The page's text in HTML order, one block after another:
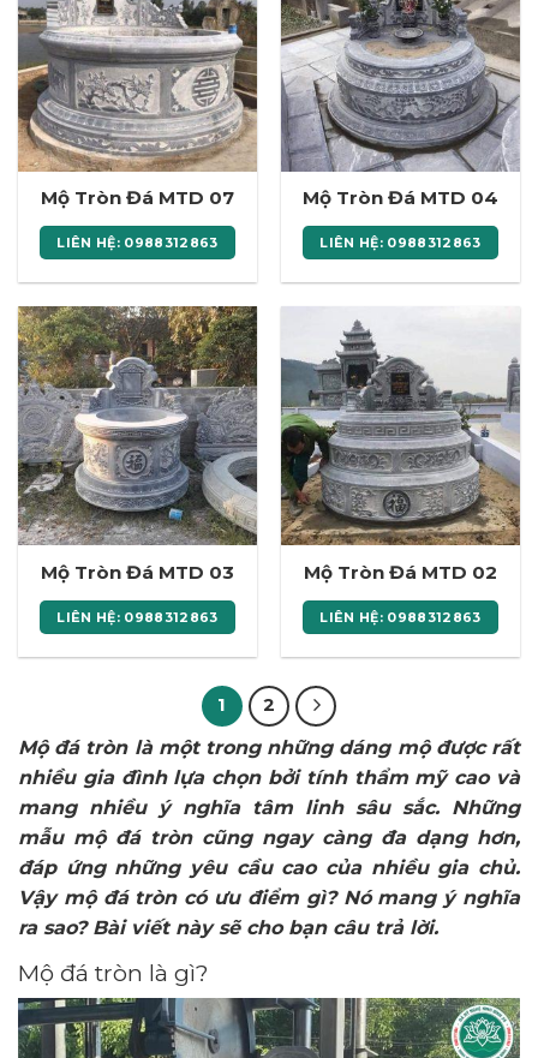
Mộ Tròn Đá MTD 07
LIÊN HỆ: 0988312863
Mộ Tròn Đá MTD 04
LIÊN HỆ: 0988312863
Mộ Tròn Đá MTD 03
LIÊN HỆ: 0988312863
Mộ Tròn Đá MTD 02
LIÊN HỆ: 0988312863
1 2
Mộ đá tròn là một trong những dáng mộ được rất
nhiều gia đình lựa chọn bởi tính thẩm mỹ cao và
mang nhiều ý nghĩa tâm linh sâu sắc. Những
mẫu mộ đá tròn cũng ngay càng đa dạng hơn,
đáp ứng những yêu cầu cao của nhiều gia chủ.
Vậy mộ đá tròn có ưu điểm gì? Nó mang ý nghĩa
ra sao? Bài viết này sẽ cho bạn câu trả lời.
Mộ đá tròn là gì?